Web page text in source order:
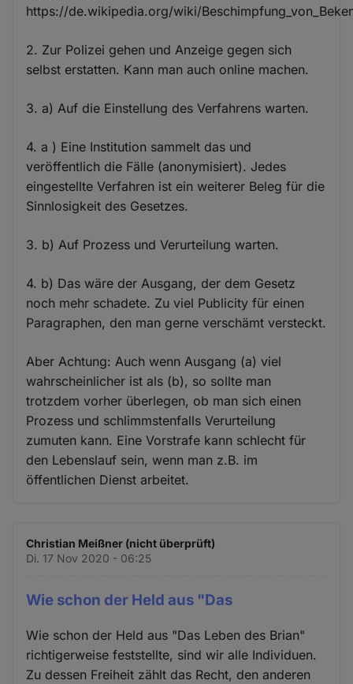
https://de.wikipedia.org/wiki/
2. Zur Polizei gehen und Anzeige gegen sich
selbst erstatten. Kann man auch online machen.
3. a) Auf die Einstellung des Verfahrens warten.
4. a ) Eine Institution sammelt das und
veröffentlich die Fälle (anonymisiert). Jedes
eingestellte Verfahren ist ein weiterer Beleg für die
Sinnlosigkeit des Gesetzes.
3. b) Auf Prozess und Verurteilung warten.
4. b) Das wäre der Ausgang, der dem Gesetz
noch mehr schadete. Zu viel Publicity für einen
Paragraphen, den man gerne verschämt versteckt.
Aber Achtung: Auch wenn Ausgang (a) viel
wahrscheinlicher ist als (b), so sollte man
trotzdem vorher überlegen, ob man sich einen
Prozess und schlimmstenfalls Verurteilung
zumuten kann. Eine Vorstrafe kann schlecht für
den Lebenslauf sein, wenn man z.B. im
öffentlichen Dienst arbeitet.
Christian Meißner (nicht überprüft)
Di. 17 Nov 2020 - 06:25
Wie schon der Held aus "Das
Wie schon der Held aus "Das Leben des Brian"
richtigerweise feststellte, sind wir alle Individuen.
Zu dessen Freiheit zählt das Recht, den anderen